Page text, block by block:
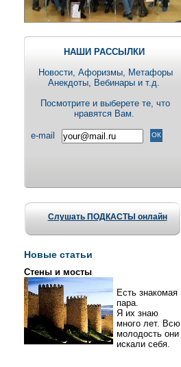
НАШИ РАССЫЛКИ
Новости, Aфоризмы, Метафоры
Анекдоты, Вебинары и т.д.
Посмотрите и выберете те, что
нравятся Вам.
e-mail
Слушать ПОДКАСТЫ онлайн
Новые статьи
Стены и мосты
Есть знакомая
пара.
Я их знаю
много лет. Всю
молодость они
искали себя.